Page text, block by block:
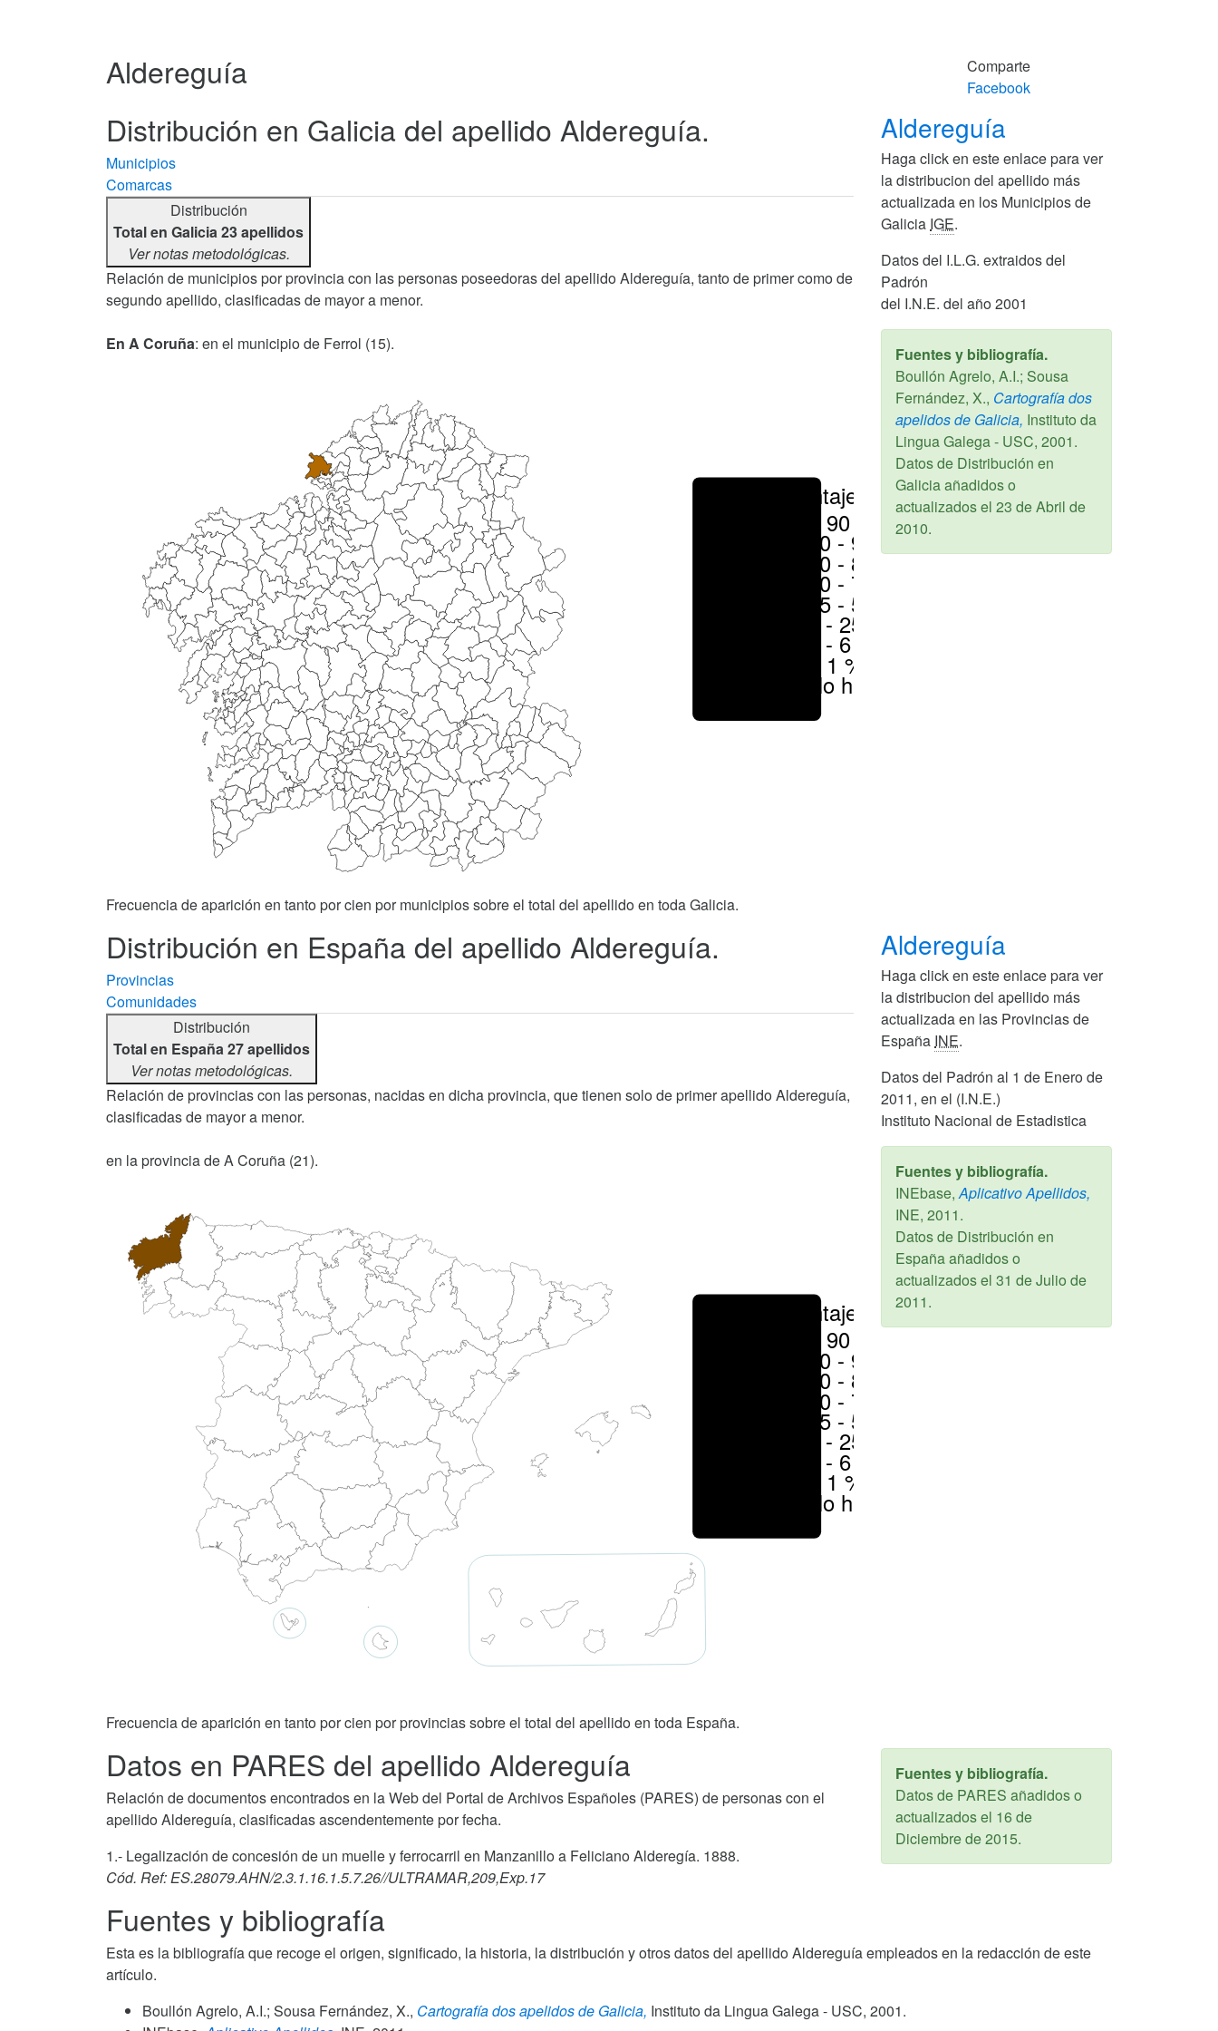
Aldereguía
Comparte
Facebook
Distribución en Galicia del apellido Aldereguía.
Municipios
Comarcas
Distribución
Total en Galicia 23 apellidos
Ver notas metodológicas.
Relación de municipios por provincia con las personas poseedoras del apellido Aldereguía, tanto de primer como de
segundo apellido, clasificadas de mayor a menor.
En A Coruña: en el municipio de Ferrol (15).
Porcentajes
> 90 %
80 - 90 %
70 - 80 %
50 - 70 %
25 - 50 %
6 - 25 %
1 - 6 %
< 1 %
No hay
Frecuencia de aparición en tanto por cien por municipios sobre el total del apellido en toda Galicia.
Aldereguía
Haga click en este enlace para ver
la distribucion del apellido más
actualizada en los Municipios de
Galicia IGE.
Datos del I.L.G. extraidos del
Padrón
del I.N.E. del año 2001
Fuentes y bibliografía.
Boullón Agrelo, A.I.; Sousa
Fernández, X., Cartografía dos
apelidos de Galicia, Instituto da
Lingua Galega - USC, 2001.
Datos de Distribución en
Galicia añadidos o
actualizados el 23 de Abril de
2010.
Distribución en España del apellido Aldereguía.
Provincias
Comunidades
Distribución
Total en España 27 apellidos
Ver notas metodológicas.
Relación de provincias con las personas, nacidas en dicha provincia, que tienen solo de primer apellido Aldereguía,
clasificadas de mayor a menor.
en la provincia de A Coruña (21).
Porcentajes
> 90 %
80 - 90 %
70 - 80 %
50 - 70 %
25 - 50 %
6 - 25 %
1 - 6 %
< 1 %
No hay
Frecuencia de aparición en tanto por cien por provincias sobre el total del apellido en toda España.
Aldereguía
Haga click en este enlace para ver
la distribucion del apellido más
actualizada en las Provincias de
España INE.
Datos del Padrón al 1 de Enero de
2011, en el (I.N.E.)
Instituto Nacional de Estadistica
Fuentes y bibliografía.
INEbase,Aplicativo Apellidos,
INE, 2011.
Datos de Distribución en
España añadidos o
actualizados el 31 de Julio de
2011.
Datos en PARES del apellido Aldereguía
Relación de documentos encontrados en la Web del Portal de Archivos Españoles (PARES) de personas con el
apellido Aldereguía, clasificadas ascendentemente por fecha.
1.- Legalización de concesión de un muelle y ferrocarril en Manzanillo a Feliciano Alderegía. 1888.
Cód. Ref: ES.28079.AHN/2.3.1.16.1.5.7.26//ULTRAMAR,209,Exp.17
Fuentes y bibliografía.
Datos de PARES añadidos o
actualizados el 16 de
Diciembre de 2015.
Fuentes y bibliografía
Esta es la bibliografía que recoge el origen, significado, la historia, la distribución y otros datos del apellido Aldereguía empleados en la redacción de este
artículo.
Boullón Agrelo, A.I.; Sousa Fernández, X., Cartografía dos apelidos de Galicia, Instituto da Lingua Galega - USC, 2001.